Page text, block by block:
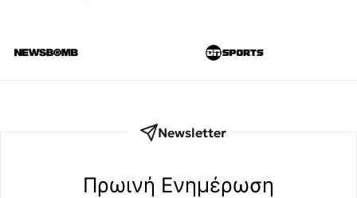
Newsletter
Πρωινή Eνημέρωση